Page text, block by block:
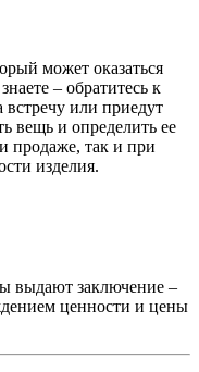
может оказаться
– обратитесь к
или приедут
вещь и определить ее
продаже, так и при
изделия.
выдают заключение –
ценности и цены